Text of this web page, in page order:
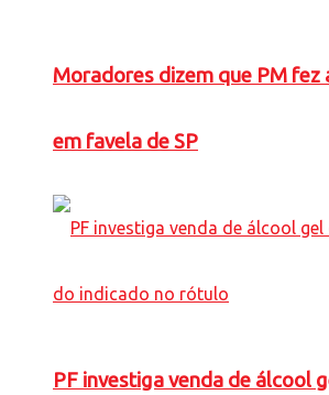
Moradores dizem que PM fez
em favela de SP
PF investiga venda de álcool